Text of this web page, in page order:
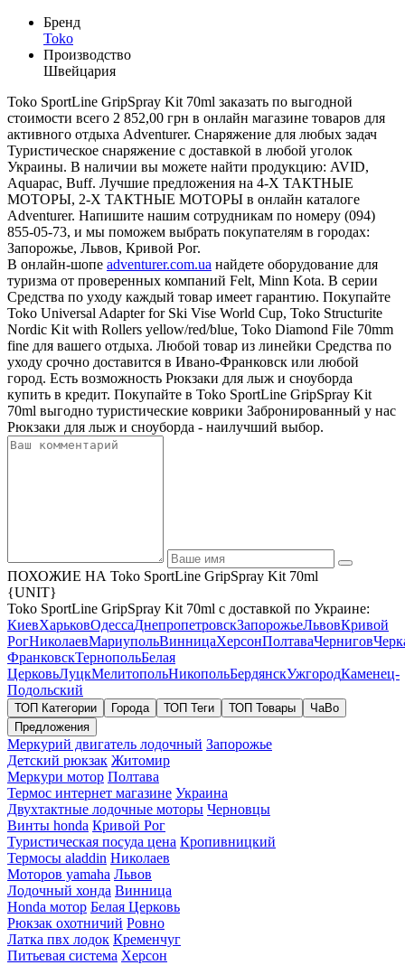
Бренд
Toko
Производство
Швейцария
Toko SportLine GripSpray Kit 70ml заказать по выгодной
стоимости всего 2 852,00 грн в онлайн магазине товаров для
активного отдыха Adventurer. Снаряжение для любых задач
Туристическое снаряжение с доставкой в любой уголок
Украины. В наличии вы можете найти продукцию: AVID,
Aquapac, Buff. Лучшие предложения на 4-Х ТАКТНЫЕ
МОТОРЫ, 2-Х ТАКТНЫЕ МОТОРЫ в онлайн каталоге
Adventurer. Напишите нашим сотрудникам по номеру (094)
855-05-73, и мы поможем выбрать покупателям в городах:
Запорожье, Львов, Кривой Рог.
В онлайн-шопе adventurer.com.ua найдете оборудование для
туризма от проверенных компаний Felt, Minn Kota. В серии
Средства по уходу каждый товар имеет гарантию. Покупайте
Toko Universal Adapter for Ski Vise World Cup, Toko Structurite
Nordic Kit with Rollers yellow/red/blue, Toko Diamond File 70mm
fine для вашего отдыха. Любой товар из линейки Средства по
уходу срочно доставится в Ивано-Франковск или любой
город. Есть возможность Рюкзаки для лыж и сноуборда
купить в кредит. Покупайте в Toko SportLine GripSpray Kit
70ml выгодно туристические коврики Забронированный у нас
Рюкзаки для лыж и сноуборда - наилучший выбор.
ПОХОЖИЕ НА Toko SportLine GripSpray Kit 70ml
{UNIT}
Toko SportLine GripSpray Kit 70ml с доставкой по Украине:
КиевХарьковОдессаДнепропетровскЗапорожьеЛьвовКривой
РогНиколаевМариупольВинницаХерсонПолтаваЧернигов
ФранковскТернопольБелая
ЦерковьЛуцкМелитопольНикопольБердянскУжгородКаменец-
Подольский
ТОП Категории Города ТОП Теги ТОП Товары
ЧаВо
Предложения
Меркурий двигатель лодочный Запорожье
Детский рюкзак Житомир
Меркури мотор Полтава
Термос интернет магазине Украина
Двухтактные лодочные моторы Черновцы
Винты honda Кривой Рог
Туристическая посуда цена Кропивницкий
Термосы aladdin Николаев
Моторов yamaha Львов
Лодочный хонда Винница
Honda мотор Белая Церковь
Рюкзак охотничий Ровно
Латка пвх лодок Кременчуг
Питьевая система Херсон